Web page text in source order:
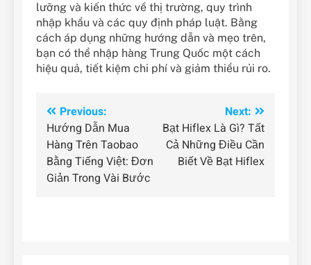
lưỡng và kiến thức về thị trường, quy trình
nhập khẩu và các quy định pháp luật. Bằng
cách áp dụng những hướng dẫn và mẹo trên,
bạn có thể nhập hàng Trung Quốc một cách
hiệu quả, tiết kiệm chi phí và giảm thiểu rủi ro.
Điều
hướng
bài
viết
Previous:
Hướng Dẫn Mua
Hàng Trên Taobao
Bằng Tiếng Việt: Đơn
Giản Trong Vài Bước
Next:
Bạt Hiflex Là Gì? Tất
Cả Những Điều Cần
Biết Về Bạt Hiflex